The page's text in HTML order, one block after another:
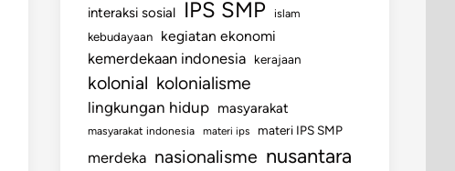
interaksi sosial IPS SMP
islam
kebudayaan
kegiatan ekonomi
kemerdekaan indonesia kerajaan
kolonial kolonialisme
lingkungan hidup masyarakat
masyarakat indonesia materi ips materi IPS SMP
merdeka nasionalisme nusantara